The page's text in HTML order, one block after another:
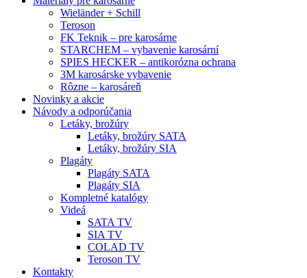
Wieländer + Schill
Teroson
FK Teknik – pre karosárne
STARCHEM – vybavenie karosární
SPIES HECKER – antikorózna ochrana
3M karosárske vybavenie
Rôzne – karosáreň
Novinky a akcie
Návody a odporúčania
Letáky, brožúry
Letáky, brožúry SATA
Letáky, brožúry SIA
Plagáty
Plagáty SATA
Plagáty SIA
Kompletné katalógy
Videá
SATA TV
SIA TV
COLAD TV
Teroson TV
Kontakty